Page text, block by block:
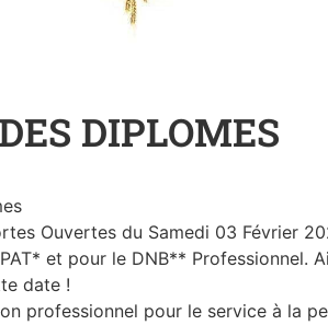
DIPLOMES
Ouvertes du Samedi 03 Février
et pour le DNB** Professionnel.
date !
professionnel pour le service à la